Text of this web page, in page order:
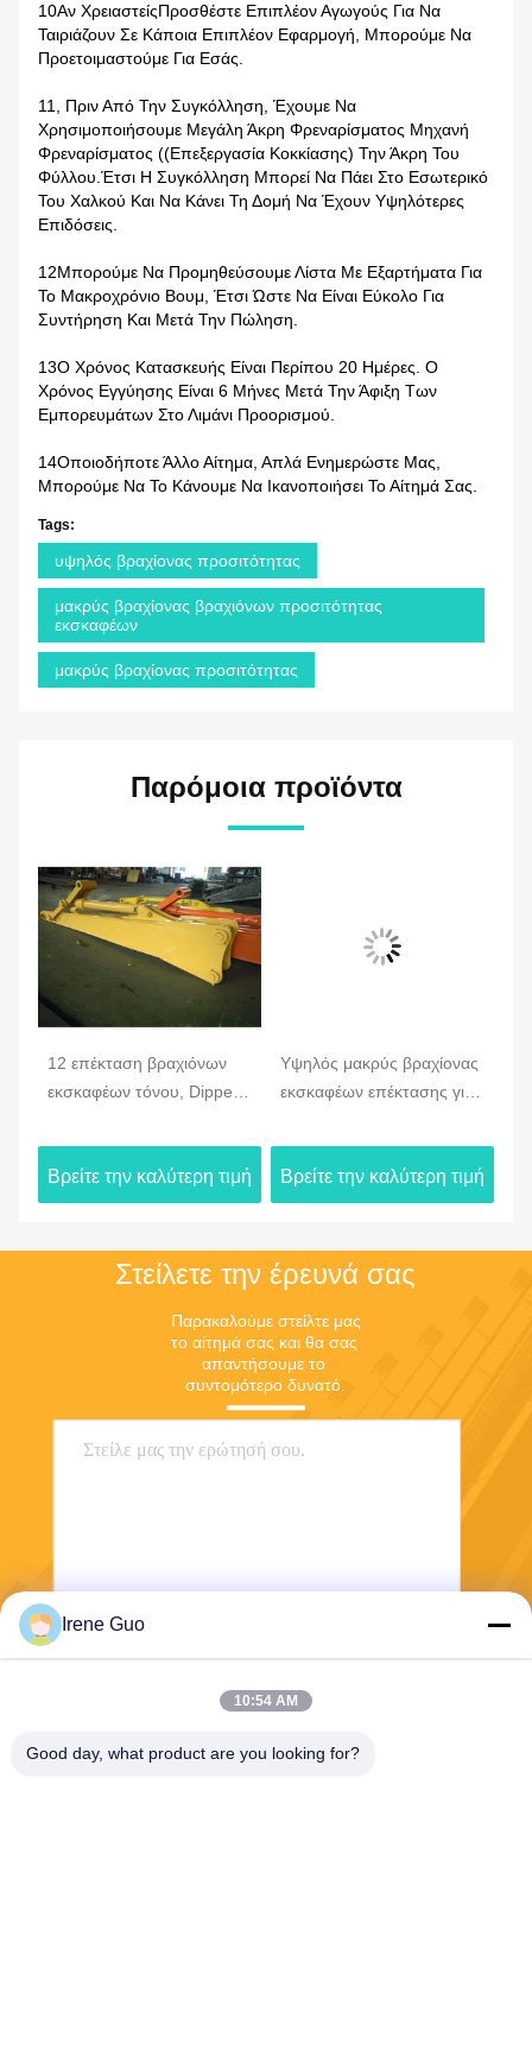
10Αν ΧρειαστείςΠροσθέστε Επιπλέον Αγωγούς Για Να
Ταιριάζουν Σε Κάποια Επιπλέον Εφαρμογή, Μπορούμε Να
Προετοιμαστούμε Για Εσάς.
11, Πριν Από Την Συγκόλληση, Έχουμε Να
Χρησιμοποιήσουμε Μεγάλη Άκρη Φρεναρίσματος Μηχανή
Φρεναρίσματος ((επεξεργασία Κοκκίασης) Την Άκρη Του
Φύλλου.Έτσι Η Συγκόλληση Μπορεί Να Πάει Στο Εσωτερικό
Του Χαλκού Και Να Κάνει Τη Δομή Να Έχουν Υψηλότερες
Επιδόσεις.
12Μπορούμε Να Προμηθεύσουμε Λίστα Με Εξαρτήματα Για
Το Μακροχρόνιο Βουμ, Έτσι Ώστε Να Είναι Εύκολο Για
Συντήρηση Και Μετά Την Πώληση.
13Ο Χρόνος Κατασκευής Είναι Περίπου 20 Ημέρες. Ο
Χρόνος Εγγύησης Είναι 6 Μήνες Μετά Την Άφιξη Των
Εμπορευμάτων Στο Λιμάνι Προορισμού.
14Οποιοδήποτε Άλλο Αίτημα, Απλά Ενημερώστε Μας,
Μπορούμε Να Το Κάνουμε Να Ικανοποιήσει Το Αίτημά Σας.
Tags:
υψηλός βραχίονας προσιτότητας
μακρύς βραχίονας βραχιόνων προσιτότητας
εκσκαφέων
μακρύς βραχίονας προσιτότητας
Παρόμοια προϊόντα
12 επέκταση βραχιόνων
εκσκαφέων τόνου, Dipper
επέκτασης Q345B
βραχιόνων
Βρείτε την καλύτερη τιμή
Υψηλός μακρύς βραχίονας
εκσκαφέων επέκτασης για
προσιτότητας Hitachi
Βρείτε την καλύτερη τιμή
Στείλετε την έρευνά σας
Παρακαλούμε στείλτε μας
το αίτημά σας και θα σας
απαντήσουμε το
συντομότερο δυνατό.
Στείλε
Irene Guo
10:54 AM
Good day, what product are you looking for?